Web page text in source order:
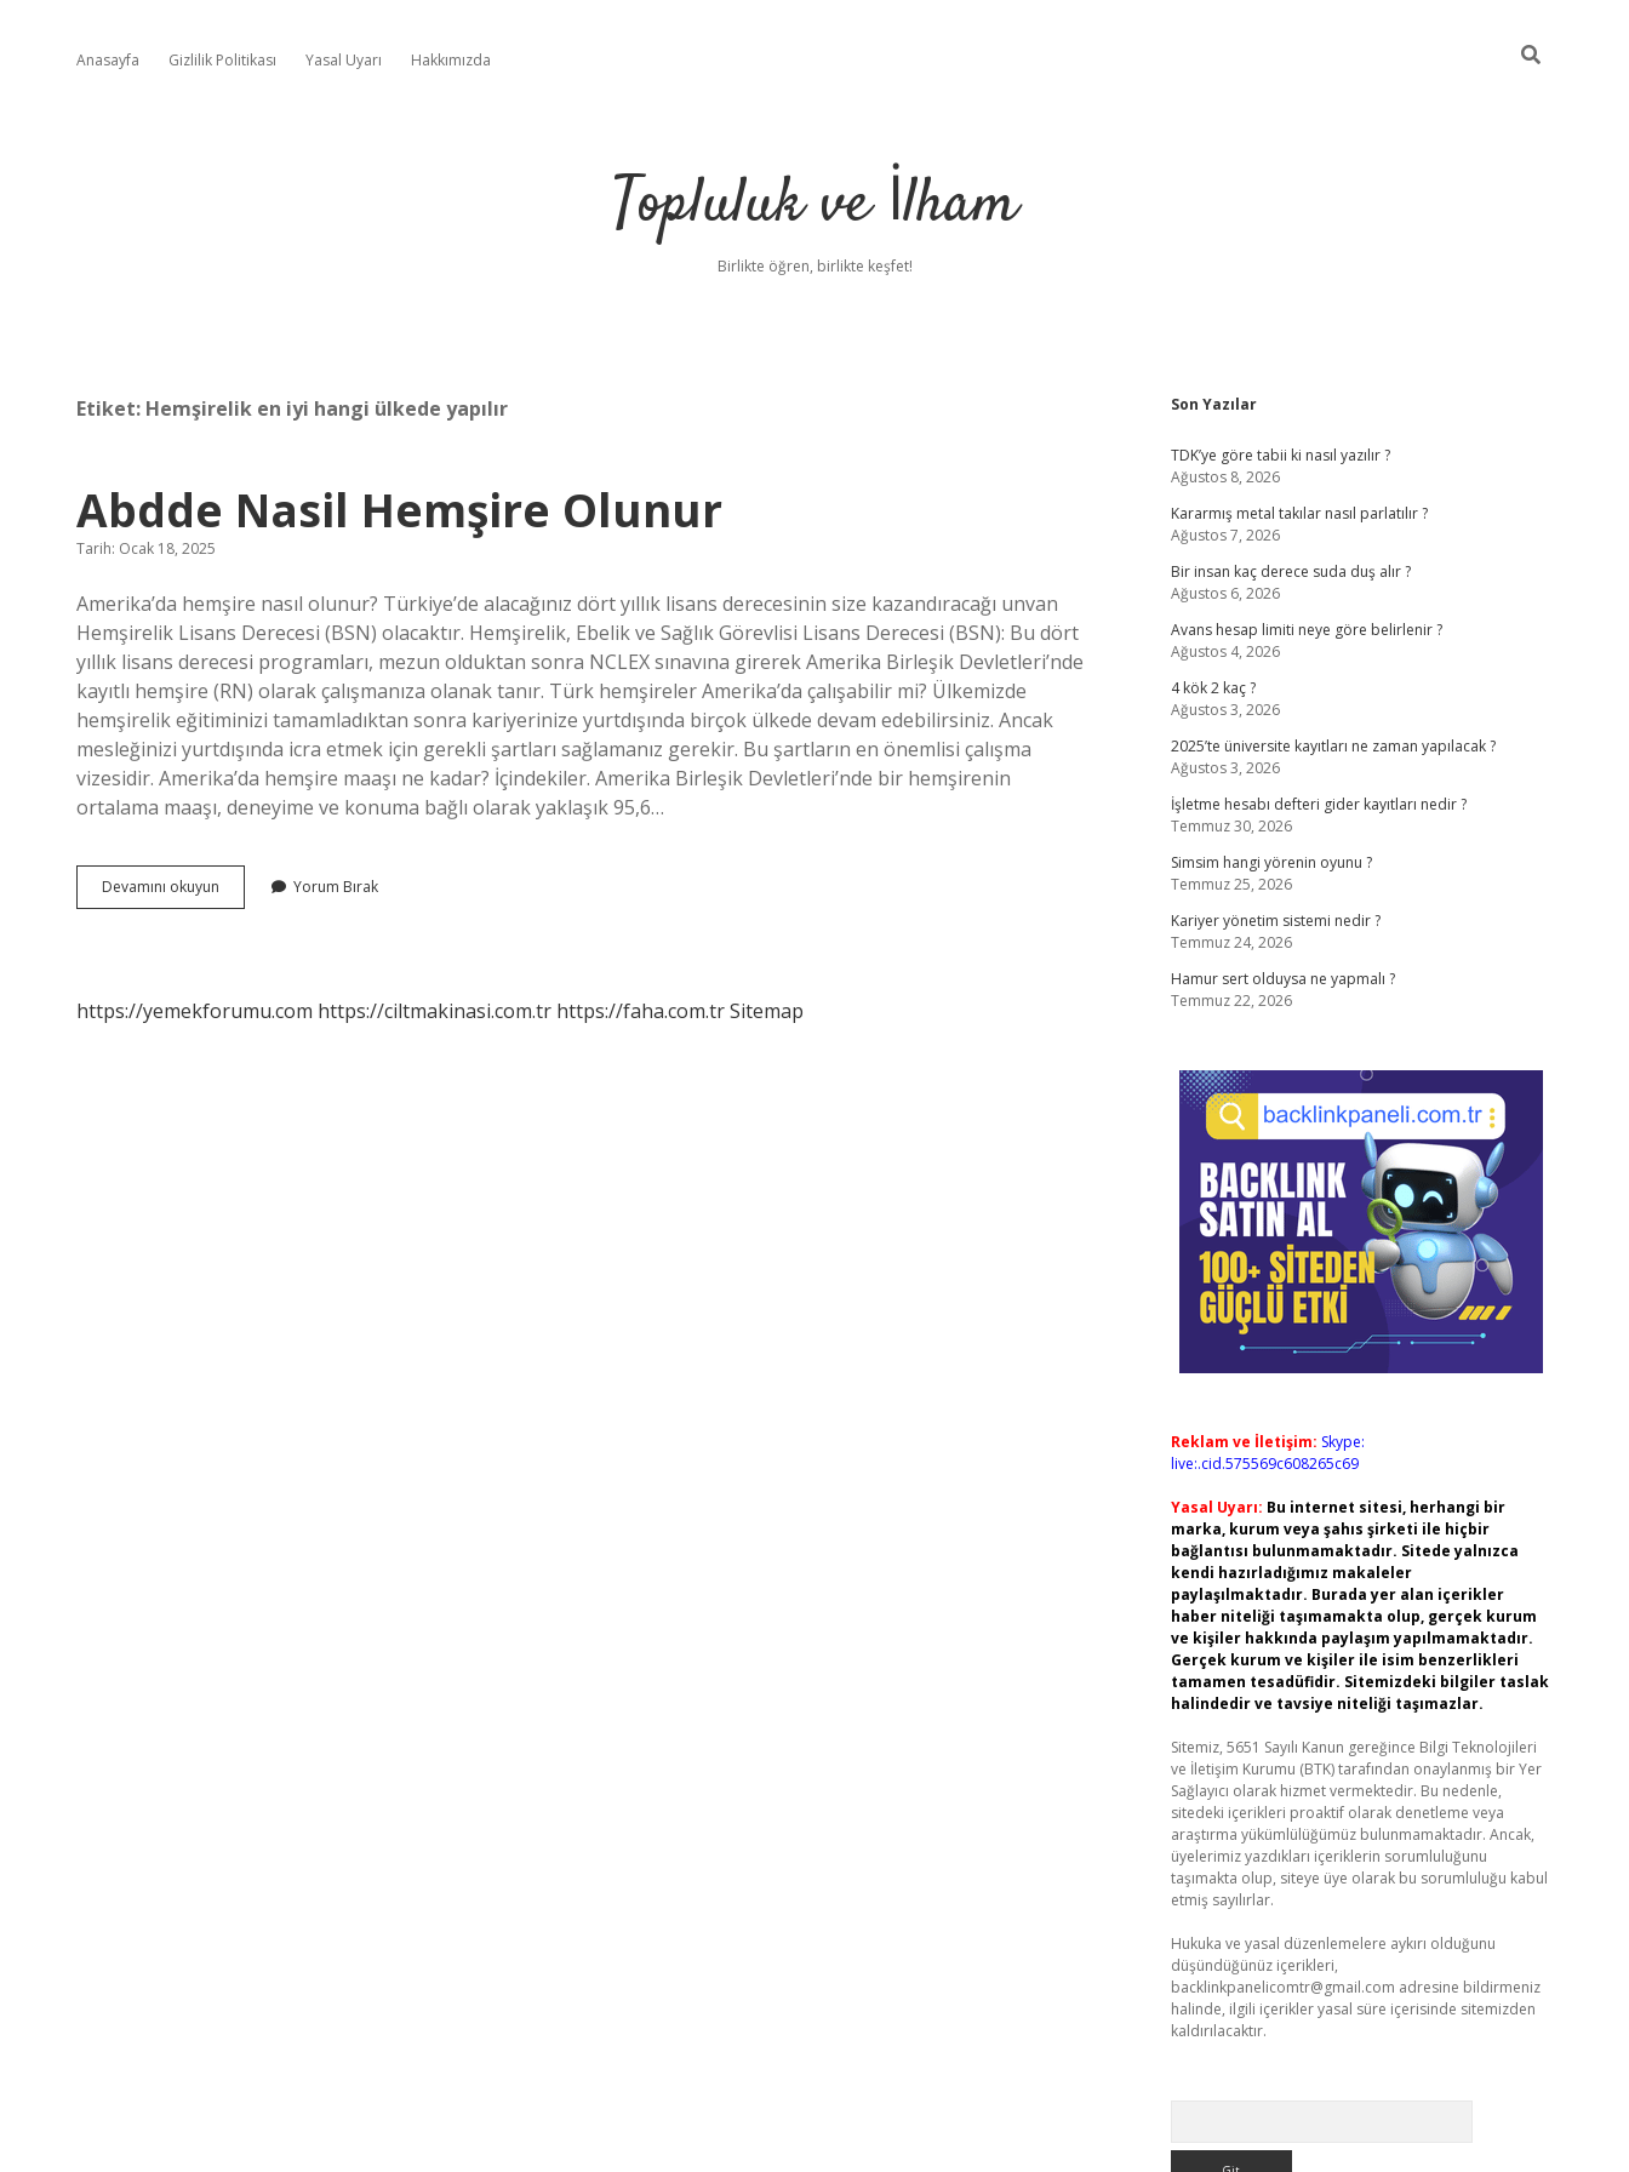
Anasayfa Gizlilik Politikası Yasal Uyarı Hakkımızda
Topluluk ve İlham
Birlikte öğren, birlikte keşfet!
Etiket: Hemşirelik en iyi hangi ülkede yapılır
Abdde Nasil Hemşire Olunur
Tarih: Ocak 18, 2025
Amerika’da hemşire nasıl olunur? Türkiye’de alacağınız dört yıllık lisans derecesinin size kazandıracağı unvan
Hemşirelik Lisans Derecesi (BSN) olacaktır. Hemşirelik, Ebelik ve Sağlık Görevlisi Lisans Derecesi (BSN): Bu dört
yıllık lisans derecesi programları, mezun olduktan sonra NCLEX sınavına girerek Amerika Birleşik Devletleri’nde
kayıtlı hemşire (RN) olarak çalışmanıza olanak tanır. Türk hemşireler Amerika’da çalışabilir mi? Ülkemizde
hemşirelik eğitiminizi tamamladıktan sonra kariyerinize yurtdışında birçok ülkede devam edebilirsiniz. Ancak
mesleğinizi yurtdışında icra etmek için gerekli şartları sağlamanız gerekir. Bu şartların en önemlisi çalışma
vizesidir. Amerika’da hemşire maaşı ne kadar? İçindekiler. Amerika Birleşik Devletleri’nde bir hemşirenin
ortalama maaşı, deneyime ve konuma bağlı olarak yaklaşık 95,6…
Devamını okuyun
Nasil
Yorum Bırak
https://yemekforumu.com https://ciltmakinasi.com.tr https://faha.com.trSitemap
Sidebar
Son Yazılar
TDK’ye göre tabii ki nasıl yazılır ?
Ağustos 8, 2026
Kararmış metal takılar nasıl parlatılır ?
Ağustos 7, 2026
Bir insan kaç derece suda duş alır ?
Ağustos 6, 2026
Avans hesap limiti neye göre belirlenir ?
Ağustos 4, 2026
4 kök 2 kaç ?
Ağustos 3, 2026
2025’te üniversite kayıtları ne zaman yapılacak ?
Ağustos 3, 2026
İşletme hesabı defteri gider kayıtları nedir ?
Temmuz 30, 2026
Simsim hangi yörenin oyunu ?
Temmuz 25, 2026
Kariyer yönetim sistemi nedir ?
Temmuz 24, 2026
Hamur sert olduysa ne yapmalı ?
Temmuz 22, 2026
Reklam ve İletişim: Skype:
live:.cid.575569c608265c69
Yasal Uyarı: Bu internet sitesi, herhangi bir
marka, kurum veya şahıs şirketi ile hiçbir
bağlantısı bulunmamaktadır. Sitede yalnızca
kendi hazırladığımız makaleler
paylaşılmaktadır. Burada yer alan içerikler
haber niteliği taşımamakta olup, gerçek kurum
ve kişiler hakkında paylaşım yapılmamaktadır.
Gerçek kurum ve kişiler ile isim benzerlikleri
tamamen tesadüfidir. Sitemizdeki bilgiler taslak
halindedir ve tavsiye niteliği taşımazlar.
Sitemiz, 5651 Sayılı Kanun gereğince Bilgi Teknolojileri
ve İletişim Kurumu (BTK) tarafından onaylanmış bir Yer
Sağlayıcı olarak hizmet vermektedir. Bu nedenle,
sitedeki içerikleri proaktif olarak denetleme veya
araştırma yükümlülüğümüz bulunmamaktadır. Ancak,
üyelerimiz yazdıkları içeriklerin sorumluluğunu
taşımakta olup, siteye üye olarak bu sorumluluğu kabul
etmiş sayılırlar.
Hukuka ve yasal düzenlemelere aykırı olduğunu
düşündüğünüz içerikleri,
backlinkpanelicomtr@gmail.com adresine bildirmeniz
halinde, ilgili içerikler yasal süre içerisinde sitemizden
kaldırılacaktır.